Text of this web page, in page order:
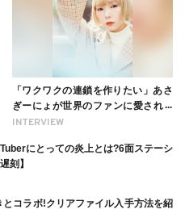
INTERVIEW
「ワクワクの連鎖を作りたい」あさ
ぎーにょが世界のファンに愛される
理由【インタビュー】
にとっての炎上とは?6面ステーシ
刻】
コラボ!クリアファイル入手方法を紹